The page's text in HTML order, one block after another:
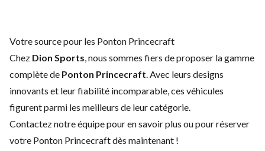
Votre source pour les Ponton Princecraft
Chez Dion Sports, nous sommes fiers de proposer la gamme
complète de Ponton Princecraft. Avec leurs designs
innovants et leur fiabilité incomparable, ces véhicules
figurent parmi les meilleurs de leur catégorie.
Contactez notre équipepour en savoir plus ou pour réserver
votre Ponton Princecraft dès maintenant !